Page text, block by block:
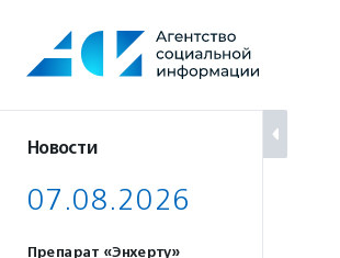
содержанию
Новости
07.08.2026
Препарат «Энхерту»